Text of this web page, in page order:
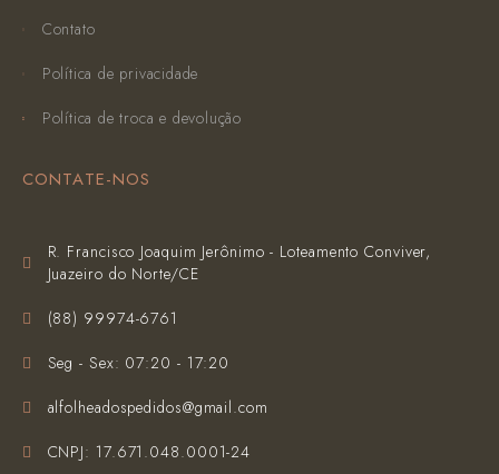
Contato
Política de privacidade
Política de troca e devolução
CONTATE-NOS
R. Francisco Joaquim Jerônimo - Loteamento Conviver,
Juazeiro do Norte/CE
(‪88) 99974-6761‬
Seg - Sex: 07:20 - 17:20
alfolheadospedidos@gmail.com
CNPJ: 17.671.048.0001-24